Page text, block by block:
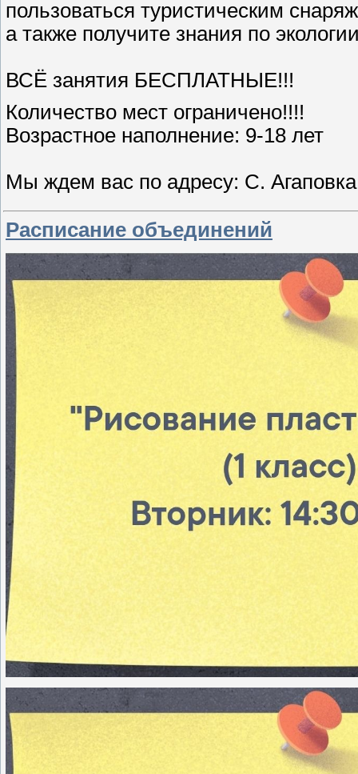
пользоваться туристическим
а также получите знания по
ВСЁ занятия БЕСПЛАТНЫЕ!!!
Количество мест ограничено!!!!
Возрастное наполнение: 9-18 лет
Мы ждем вас по адресу: С.
Расписание объединений